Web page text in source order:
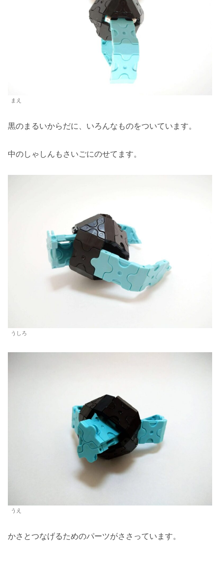
まえ
黒のまるいからだに、いろんなものをついています。
中のしゃしんもさいごにのせてます。
うしろ
うえ
かさとつなげるためのパーツがささっています。